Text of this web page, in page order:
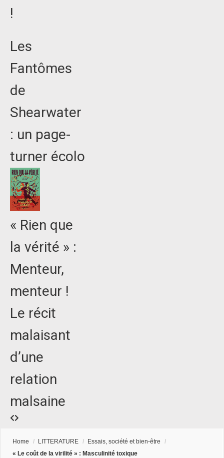
!
Les
Fantômes
de
Shearwater
: un page-
turner écolo
« Rien que
la vérité » :
Menteur,
menteur !
Le récit
malaisant
d’une
relation
malsaine
Home / LITTERATURE / Essais, société et bien-être
/
« Le coût de la virilité » : Masculinité toxique